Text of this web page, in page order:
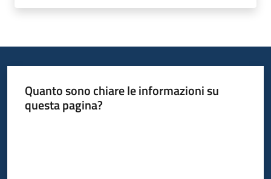
Progetti
Quanto sono chiare le informazioni su
questa pagina?